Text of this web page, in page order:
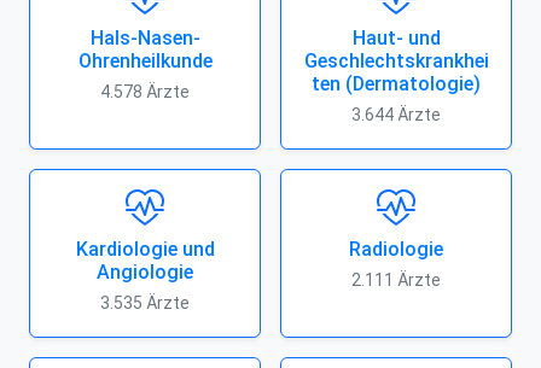
Hals-Nasen-
Ohrenheilkunde
4.578 Ärzte
Haut- und
Geschlechtskrankhei
ten (Dermatologie)
3.644 Ärzte
Kardiologie und
Angiologie
3.535 Ärzte
Radiologie
2.111 Ärzte